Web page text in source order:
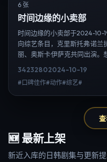
6 张
时间边缘的小卖部
时间边缘的小卖部于2024-10-
向综艺条目，克里斯托弗·诺
丽、奥斯卡·伊萨克共同出演
品与高清连载信息，延伸检索
长尾词。
34232802024-10-19
#口碑佳作#动作#综艺#
🆕 最新上架
新近入库的日韩剧集与更新